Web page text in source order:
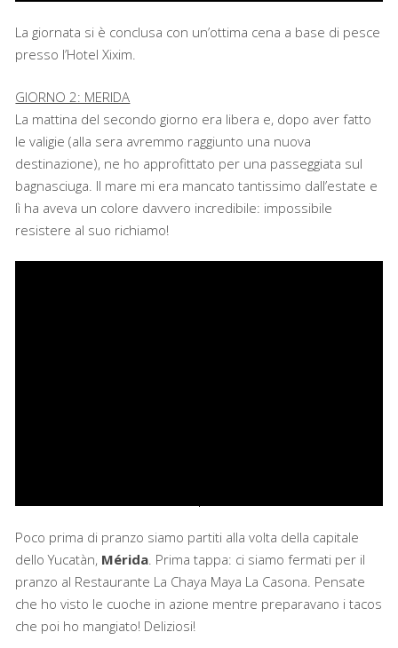
La giornata si è conclusa con un’ottima cena a base di pesce
presso l’Hotel Xixim.
GIORNO 2: MERIDA
La mattina del secondo giorno era libera e, dopo aver fatto
le valigie (alla sera avremmo raggiunto una nuova
destinazione), ne ho approfittato per una passeggiata sul
bagnasciuga. Il mare mi era mancato tantissimo dall’estate e
lì ha aveva un colore davvero incredibile: impossibile
resistere al suo richiamo!
Poco prima di pranzo siamo partiti alla volta della capitale
dello Yucatàn, Mérida. Prima tappa: ci siamo fermati per il
pranzo al Restaurante La Chaya Maya La Casona. Pensate
che ho visto le cuoche in azione mentre preparavano i tacos
che poi ho mangiato! Deliziosi!